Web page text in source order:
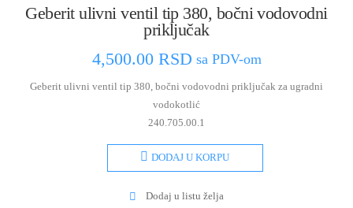
Geberit ulivni ventil tip 380, bočni vodovodni
priključak
4,500.00 RSD sa PDV-om
Geberit ulivni ventil tip 380, bočni vodovodni priključak za ugradni
vodokotlić
240.705.00.1
DODAJ U KORPU
Dodaj u listu želja